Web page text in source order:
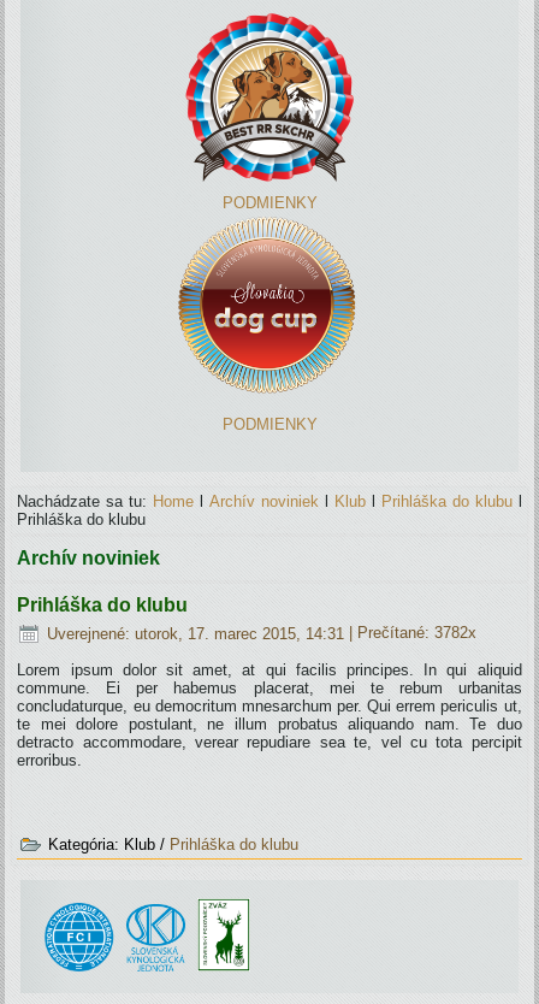
PODMIENKY
PODMIENKY
Nachádzate sa tu: Home Archív noviniekl Klubl Prihláška do klubul
Prihláška do klubu
Archív noviniek
Prihláška do klubu
Uverejnené: utorok, 17. marec 2015, 14:31 | Prečítané: 3782x
Lorem ipsum dolor sit amet, at qui facilis principes. In qui aliquid
commune. Ei per habemus placerat, mei te rebum urbanitas
concludaturque, eu democritum mnesarchum per. Qui errem periculis ut,
te mei dolore postulant, ne illum probatus aliquando nam. Te duo
detracto accommodare, verear repudiare sea te, vel cu tota percipit
erroribus.
Kategória: Klub / Prihláška do klubu